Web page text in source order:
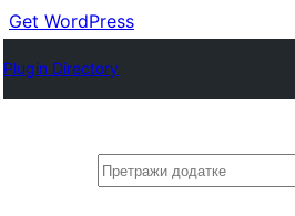
Get WordPress
Plugin Directory
Претрага